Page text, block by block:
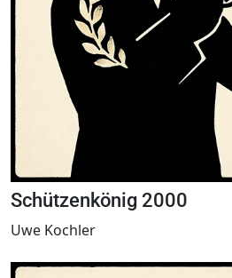
Schützenkönig 2000
Uwe Kochler